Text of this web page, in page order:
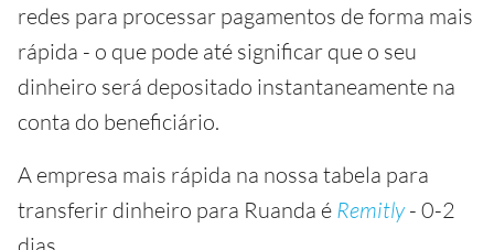
redes para processar pagamentos de forma mais
rápida - o que pode até significar que o seu
dinheiro será depositado instantaneamente na
conta do beneficiário.
A empresa mais rápida na nossa tabela para
transferir dinheiro para Ruanda é Remitly- 0-2